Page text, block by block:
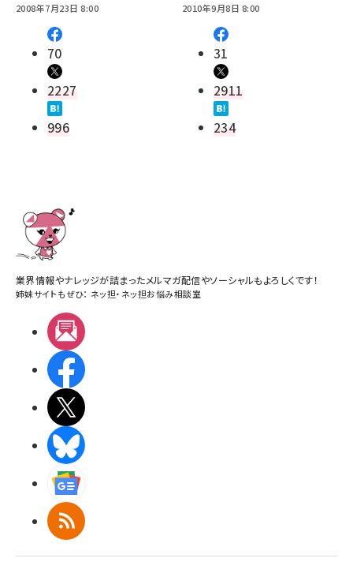
2008年7月23日 8:00
70
2227
996
2010年9月8日 8:00
31
2911
234
業界情報やナレッジが詰まったメルマガ配信やソーシャルもよろしくです！
姉妹サイトもぜひ： ネッ担・ ネッ担お悩み相談室
RSS